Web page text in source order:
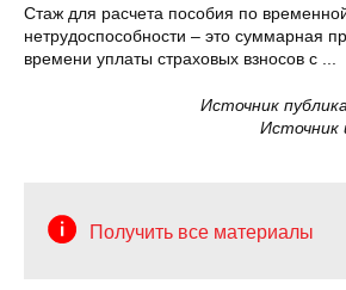
Стаж для расчета пособия по
нетрудоспособности – это суммарная
времени уплаты страховых взносов с ...
Источник
Источник
Получить все материалы